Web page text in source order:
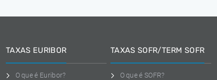
TAXAS EURIBOR
O que é Euribor?
TAXAS SOFR/TERM SOFR
O que é SOFR?